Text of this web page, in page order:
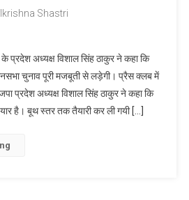
Shastri
के प्रदेश अध्यक्ष विशाल सिंह ठाकुर ने कहा कि
चुनाव पूरी मजबूती से लड़ेगी। प्रैस क्लब में
प्रदेश अध्यक्ष विशाल सिंह ठाकुर ने कहा कि
है। बूथ स्तर तक तैयारी कर ली गयी […]